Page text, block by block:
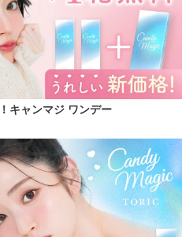
キャンマジ ワンデー